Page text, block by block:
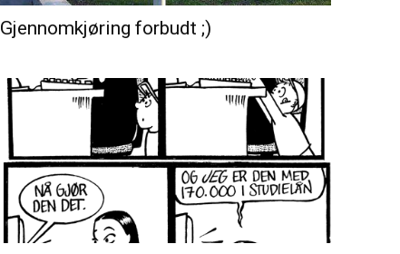
Gjennomkjøring forbudt ;)